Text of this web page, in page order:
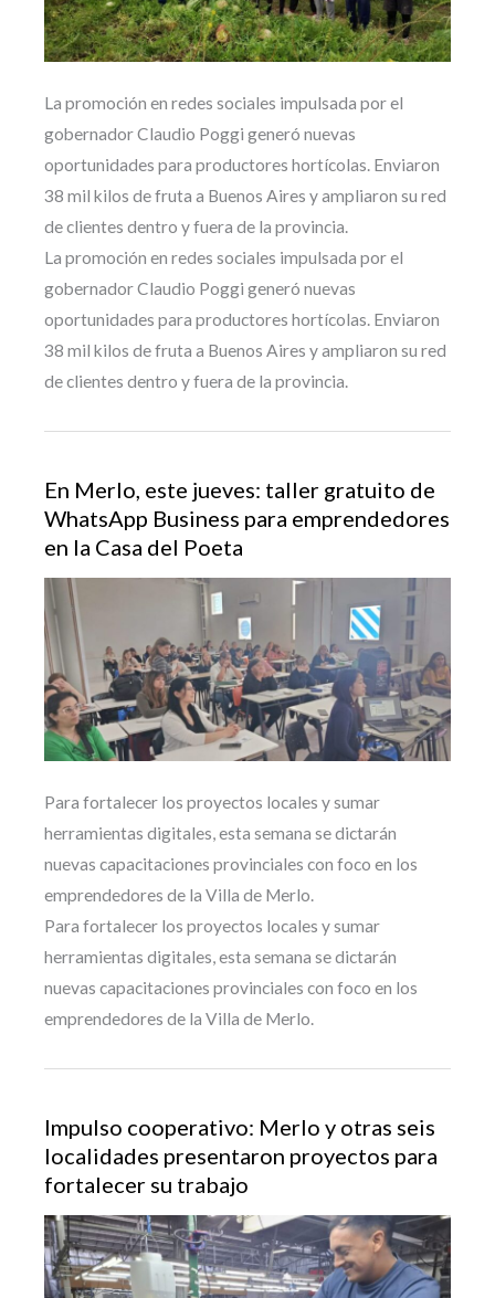
La promoción en redes sociales impulsada por el
gobernador Claudio Poggi generó nuevas
oportunidades para productores hortícolas. Enviaron
38 mil kilos de fruta a Buenos Aires y ampliaron su red
de clientes dentro y fuera de la provincia.
La promoción en redes sociales impulsada por el
gobernador Claudio Poggi generó nuevas
oportunidades para productores hortícolas. Enviaron
38 mil kilos de fruta a Buenos Aires y ampliaron su red
de clientes dentro y fuera de la provincia.
En Merlo, este jueves: taller gratuito de
WhatsApp Business para emprendedores
en la Casa del Poeta
Para fortalecer los proyectos locales y sumar
herramientas digitales, esta semana se dictarán
nuevas capacitaciones provinciales con foco en los
emprendedores de la Villa de Merlo.
Para fortalecer los proyectos locales y sumar
herramientas digitales, esta semana se dictarán
nuevas capacitaciones provinciales con foco en los
emprendedores de la Villa de Merlo.
Impulso cooperativo: Merlo y otras seis
localidades presentaron proyectos para
fortalecer su trabajo